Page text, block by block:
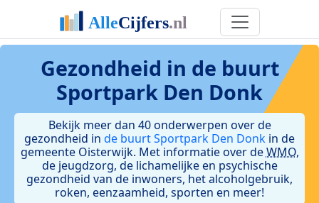
Gezondheid in de buurt
Sportpark Den Donk
Bekijk meer dan 40 onderwerpen over de
gezondheid in de buurt Sportpark Den Donk in de
gemeente Oisterwijk. Met informatie over deWMO,
de jeugdzorg, de lichamelijke en psychische
gezondheid van de inwoners, het alcoholgebruik,
roken, eenzaamheid, sporten en meer!